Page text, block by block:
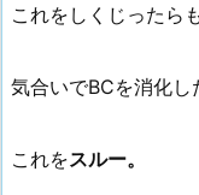
これをしくじったら
気合いでBCを消化し
これをスルー。